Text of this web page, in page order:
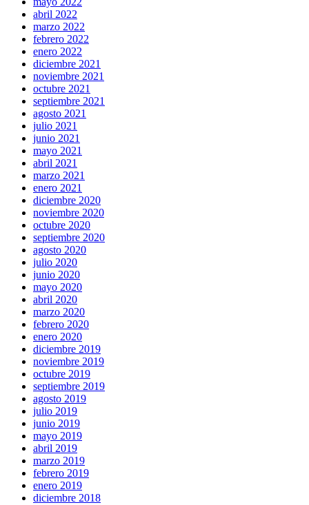
abril 2022
marzo 2022
febrero 2022
enero 2022
diciembre 2021
noviembre 2021
octubre 2021
septiembre 2021
agosto 2021
julio 2021
junio 2021
mayo 2021
abril 2021
marzo 2021
enero 2021
diciembre 2020
noviembre 2020
octubre 2020
septiembre 2020
agosto 2020
julio 2020
junio 2020
mayo 2020
abril 2020
marzo 2020
febrero 2020
enero 2020
diciembre 2019
noviembre 2019
octubre 2019
septiembre 2019
agosto 2019
julio 2019
junio 2019
mayo 2019
abril 2019
marzo 2019
febrero 2019
enero 2019
diciembre 2018